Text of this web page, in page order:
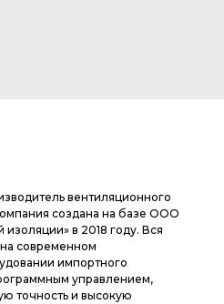
вентиляционного
создана на базе ООО
в 2018 году. Вся
современном
импортного
управлением,
точность и высокую